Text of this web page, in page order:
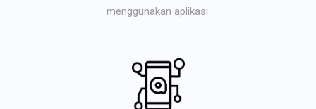
menggunakan aplikasi.